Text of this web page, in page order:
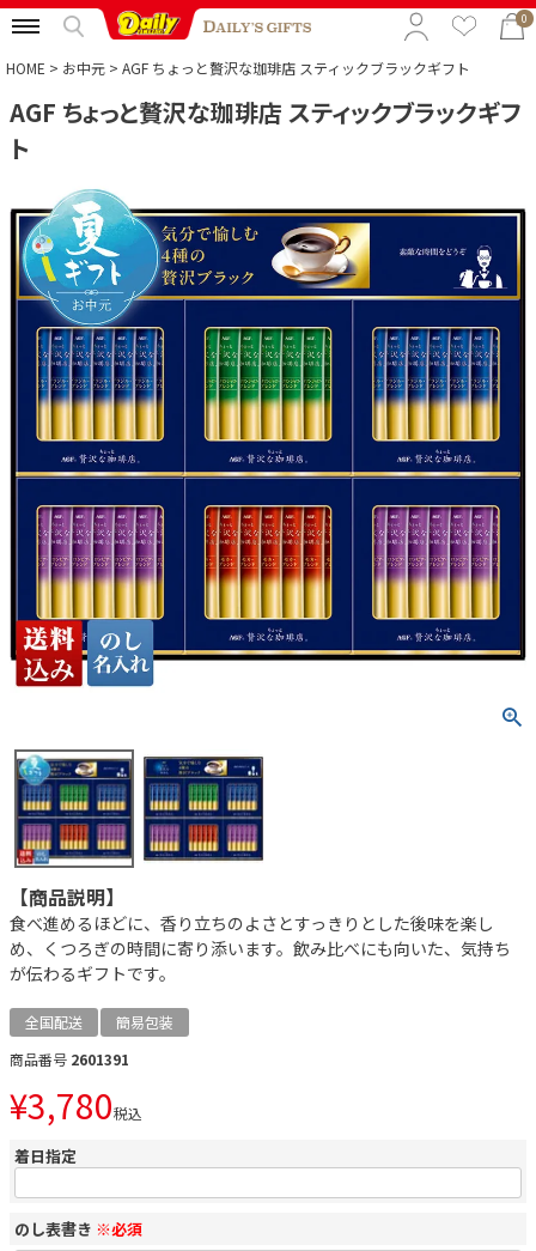
0
特集から選ぶ
カテゴリから選ぶ
贈る相手から選ぶ
HOME お中元 AGF ちょっと贅沢な珈琲店 スティックブラックギフト
AGF ちょっと贅沢な珈琲店 スティックブラックギフ
ト
【商品説明】
食べ進めるほどに、香り立ちのよさとすっきりとした後味を楽し
め、くつろぎの時間に寄り添います。飲み比べにも向いた、気持ち
が伝わるギフトです。
全国配送
簡易包装
商品番号 2601391
¥3,780税込
着日指定
のし表書き ※必須